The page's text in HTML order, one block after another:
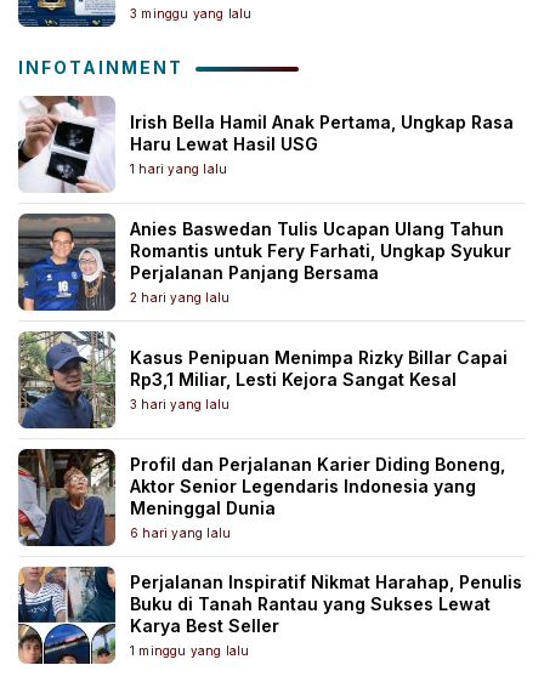
3 minggu yang lalu
INFOTAINMENT
Irish Bella Hamil Anak Pertama, Ungkap Rasa
Haru Lewat Hasil USG
1 hari yang lalu
Anies Baswedan Tulis Ucapan Ulang Tahun
Romantis untuk Fery Farhati, Ungkap Syukur
Perjalanan Panjang Bersama
2 hari yang lalu
Kasus Penipuan Menimpa Rizky Billar Capai
Rp3,1 Miliar, Lesti Kejora Sangat Kesal
3 hari yang lalu
Profil dan Perjalanan Karier Diding Boneng,
Aktor Senior Legendaris Indonesia yang
Meninggal Dunia
6 hari yang lalu
Perjalanan Inspiratif Nikmat Harahap, Penulis
Buku di Tanah Rantau yang Sukses Lewat
Karya Best Seller
1 minggu yang lalu